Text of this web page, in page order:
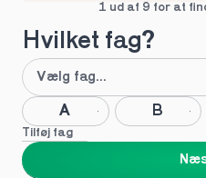
1 ud af 9 for at
Hvilket fag?
A B
Tilføj fag